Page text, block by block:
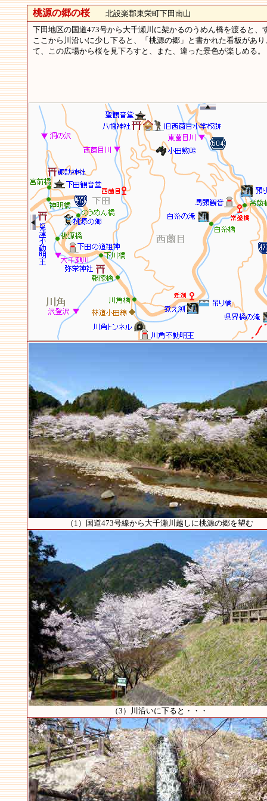
桃源の郷の桜北設楽郡東栄町下田南山
下田地区の国道473号から大千瀬川に架かるのうめん橋を渡ると
ここから川沿いに少し下ると、「桃源の郷」と書かれた看板があ
て、この広場から桜を見下ろすと、また、違った景色が楽しめる。
（1）国道473号線から大千瀬川越しに桃源の郷を望む
（3）川沿いに下ると・・・